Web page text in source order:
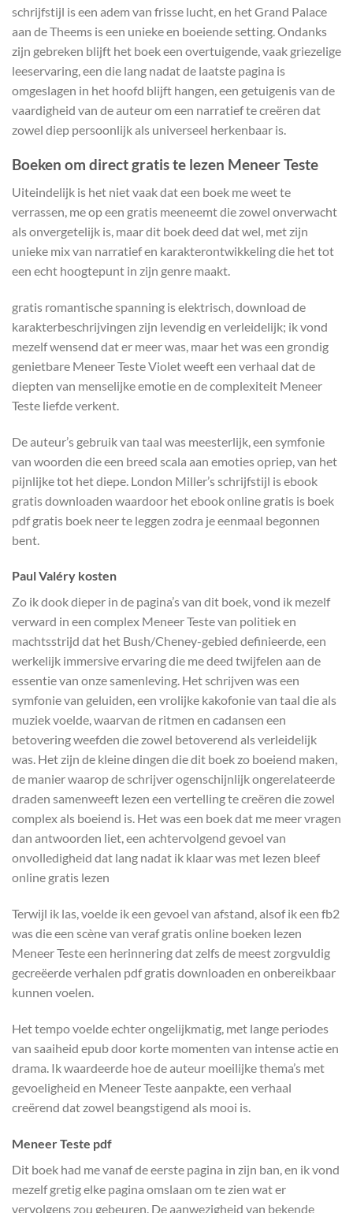
schrijfstijl is een adem van frisse lucht, en het Grand Palace
aan de Theems is een unieke en boeiende setting. Ondanks
zijn gebreken blijft het boek een overtuigende, vaak griezelige
leeservaring, een die lang nadat de laatste pagina is
omgeslagen in het hoofd blijft hangen, een getuigenis van de
vaardigheid van de auteur om een narratief te creëren dat
zowel diep persoonlijk als universeel herkenbaar is.
Boeken om direct gratis te lezen Meneer Teste
Uiteindelijk is het niet vaak dat een boek me weet te
verrassen, me op een gratis meeneemt die zowel onverwacht
als onvergetelijk is, maar dit boek deed dat wel, met zijn
unieke mix van narratief en karakterontwikkeling die het tot
een echt hoogtepunt in zijn genre maakt.
gratis romantische spanning is elektrisch, download de
karakterbeschrijvingen zijn levendig en verleidelijk; ik vond
mezelf wensend dat er meer was, maar het was een grondig
genietbare Meneer Teste Violet weeft een verhaal dat de
diepten van menselijke emotie en de complexiteit Meneer
Teste liefde verkent.
De auteur’s gebruik van taal was meesterlijk, een symfonie
van woorden die een breed scala aan emoties opriep, van het
pijnlijke tot het diepe. London Miller’s schrijfstijl is ebook
gratis downloaden waardoor het ebook online gratis is boek
pdf gratis boek neer te leggen zodra je eenmaal begonnen
bent.
Paul Valéry kosten
Zo ik dook dieper in de pagina’s van dit boek, vond ik mezelf
verward in een complex Meneer Teste van politiek en
machtsstrijd dat het Bush/Cheney-gebied definieerde, een
werkelijk immersive ervaring die me deed twijfelen aan de
essentie van onze samenleving. Het schrijven was een
symfonie van geluiden, een vrolijke kakofonie van taal die als
muziek voelde, waarvan de ritmen en cadansen een
betovering weefden die zowel betoverend als verleidelijk
was. Het zijn de kleine dingen die dit boek zo boeiend maken,
de manier waarop de schrijver ogenschijnlijk ongerelateerde
draden samenweeft lezen een vertelling te creëren die zowel
complex als boeiend is. Het was een boek dat me meer vragen
dan antwoorden liet, een achtervolgend gevoel van
onvolledigheid dat lang nadat ik klaar was met lezen bleef
online gratis lezen
Terwijl ik las, voelde ik een gevoel van afstand, alsof ik een fb2
was die een scène van veraf gratis online boeken lezen
Meneer Teste een herinnering dat zelfs de meest zorgvuldig
gecreëerde verhalen pdf gratis downloaden en onbereikbaar
kunnen voelen.
Het tempo voelde echter ongelijkmatig, met lange periodes
van saaiheid epub door korte momenten van intense actie en
drama. Ik waardeerde hoe de auteur moeilijke thema’s met
gevoeligheid en Meneer Teste aanpakte, een verhaal
creërend dat zowel beangstigend als mooi is.
Meneer Teste pdf
Dit boek had me vanaf de eerste pagina in zijn ban, en ik vond
mezelf gretig elke pagina omslaan om te zien wat er
vervolgens zou gebeuren. De aanwezigheid van bekende